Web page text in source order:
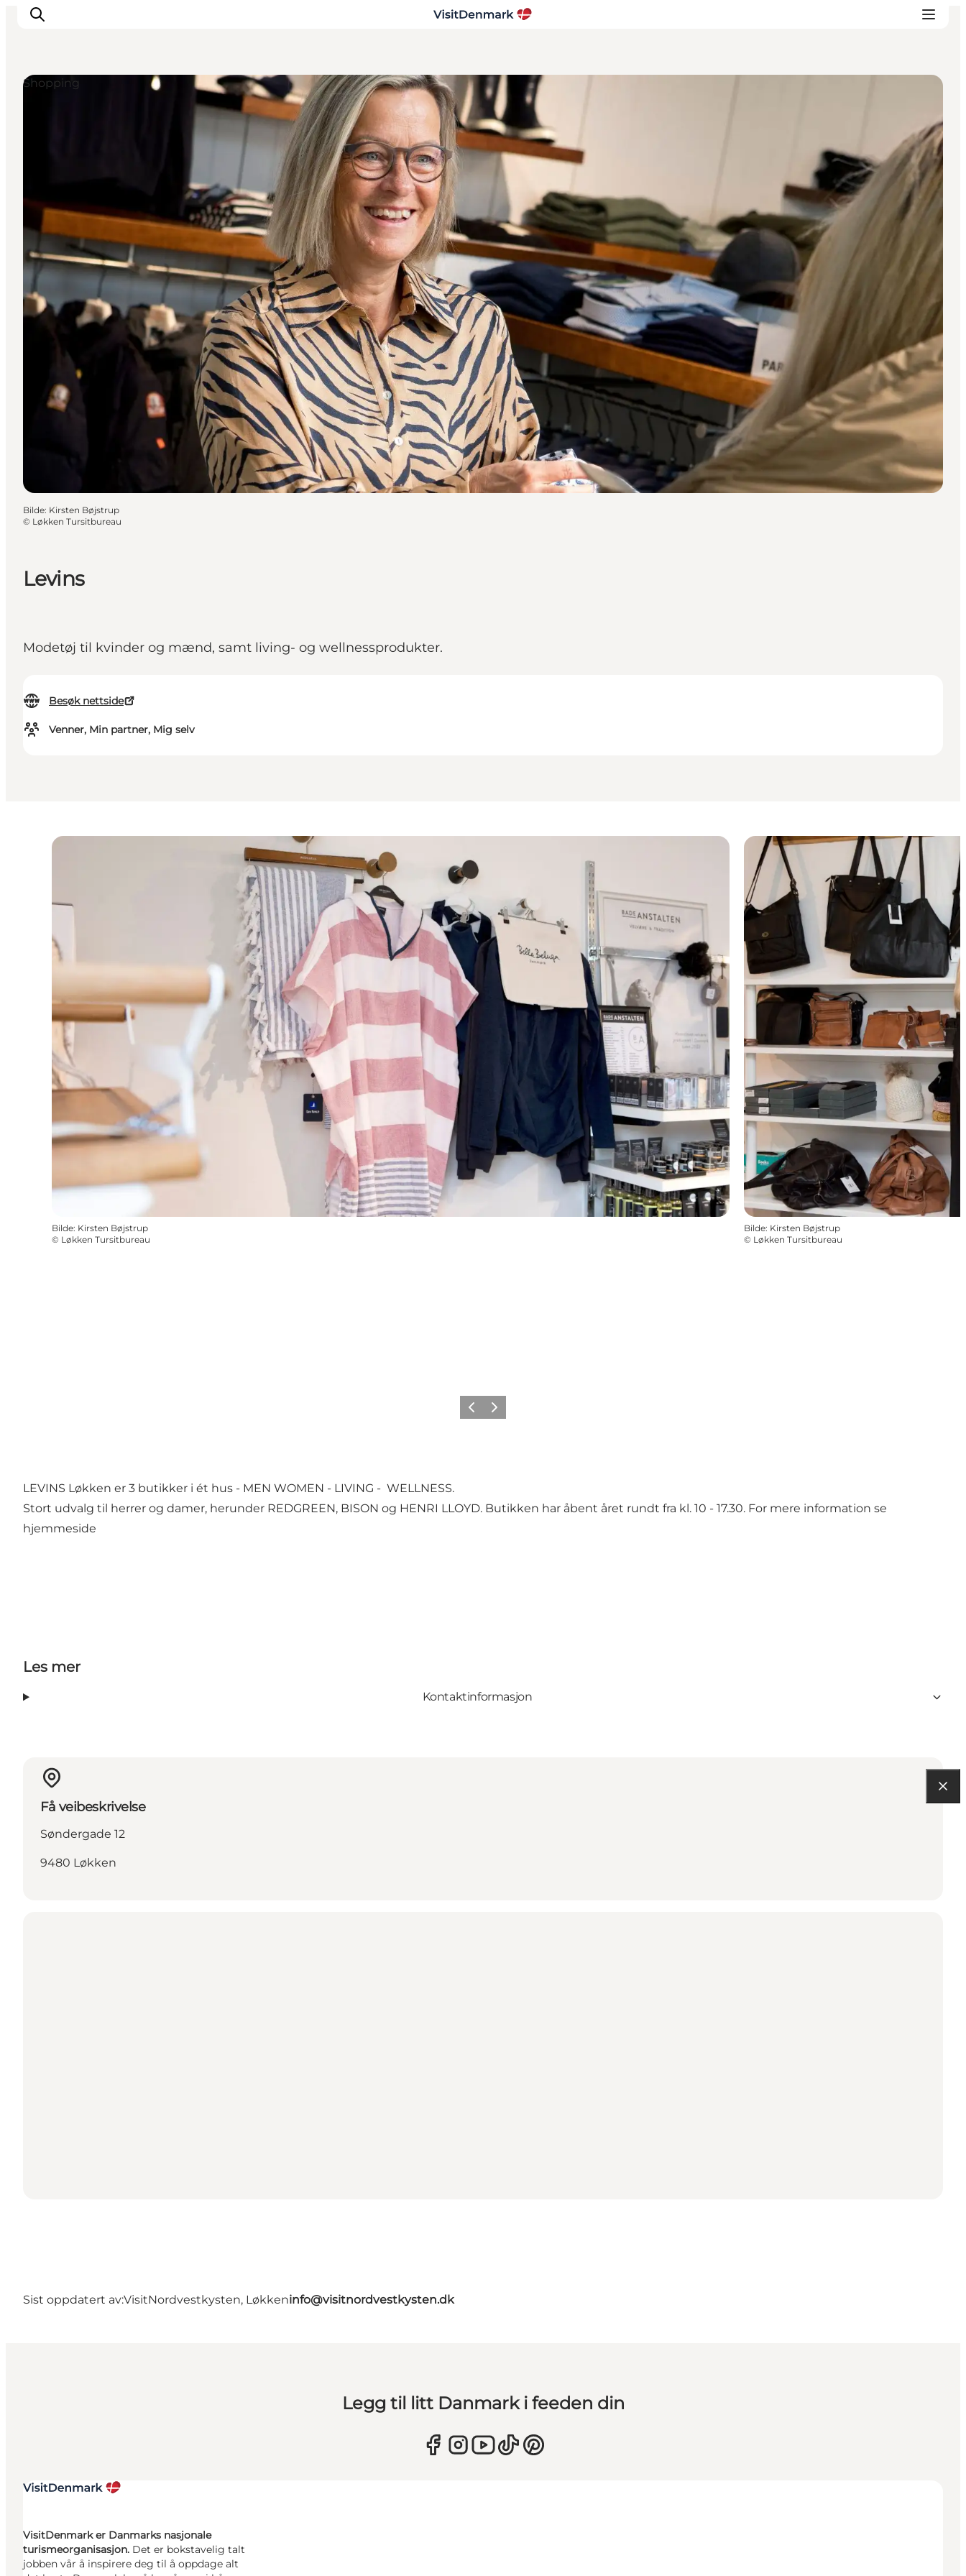
Planlegg reisen
Levins
Modetøj til kvinder og mænd, samt living- og wellnessprodukter.
Besøk nettside
Venner, Min partner, Mig selv
Shopping
Bilde: Kirsten Bøjstrup
© Løkken Tursitbureau
Bilde: Kirsten Bøjstrup
© Løkken Tursitbureau
Bilde: Kirsten Bøjstrup
© Løkken Tursitbureau
ForrigeNeste
LEVINS Løkken er 3 butikker i ét hus - MEN WOMEN - LIVING - WELLNESS.
Stort udvalg til herrer og damer, herunder REDGREEN, BISON og HENRI LLOYD. Butikken har åbent året rundt fra kl. 10 - 17.30. For mere information se
hjemmeside
Les mer
Kontaktinformasjon
Få veibeskrivelse
Søndergade 12
9480 Løkken
Sist oppdatert av:VisitNordvestkysten, Løkkeninfo@visitnordvestkysten.dk
Legg til litt Danmark i feeden din
VisitDenmark er Danmarks nasjonale
turismeorganisasjon. Det er bokstavelig talt
jobben vår å inspirere deg til å oppdage alt